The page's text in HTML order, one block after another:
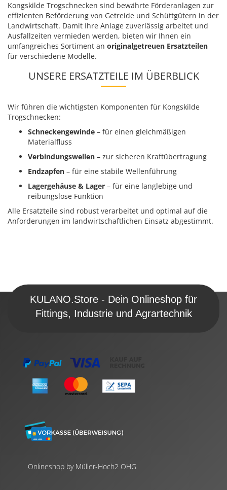
Kongskilde Trogschnecken sind bewährte Förderanlagen zur
effizienten Beförderung von Getreide und Schüttgütern in der
Landwirtschaft. Damit Ihre Anlage zuverlässig arbeitet und
Ausfallzeiten vermieden werden, bieten wir Ihnen ein
umfangreiches Sortiment an originalgetreuen Ersatzteilen
für verschiedene Modelle.
UNSERE ERSATZTEILE IM ÜBERBLICK
Wir führen die wichtigsten Komponenten für Kongskilde
Trogschnecken:
Schneckengewinde – für einen gleichmäßigen
Materialfluss
Verbindungswellen – zur sicheren Kraftübertragung
Endzapfen – für eine stabile Wellenführung
Lagergehäuse & Lager – für eine langlebige und
reibungslose Funktion
Alle Ersatzteile sind robust verarbeitet und optimal auf die
Anforderungen im landwirtschaftlichen Einsatz abgestimmt.
KULANO.Store - Dein Onlineshop für
Fittings, Industrie und Agrartechnik
Onlineshop by Müller-Hoch2 OHG